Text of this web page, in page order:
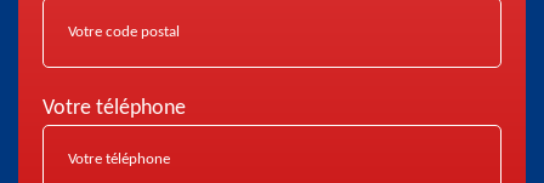
Votre téléphone